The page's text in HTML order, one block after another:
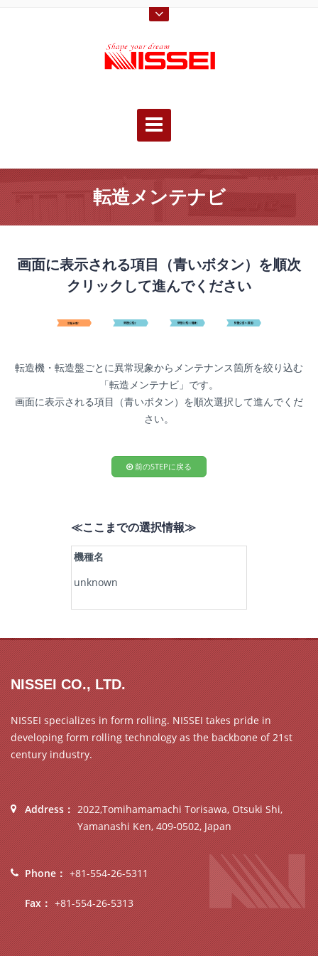
転造メンテナビ
画面に表示される項目（青いボタン）を順次
クリックして進んでください
転造機・転造盤ごとに異常現象からメンテナンス箇所を絞り込む
「転造メンテナビ」です。
画面に表示される項目（青いボタン）を順次選択して進んでくだ
さい。
前のSTEPに戻る
≪ここまでの選択情報≫
機種名
unknown
NISSEI CO., LTD.
NISSEI specializes in form rolling. NISSEI takes pride in
developing form rolling technology as the backbone of 21st
century industry.
Address： 2022,Tomihamamachi Torisawa, Otsuki Shi,
Yamanashi Ken, 409-0502, Japan
Phone： +81-554-26-5311
Fax： +81-554-26-5313